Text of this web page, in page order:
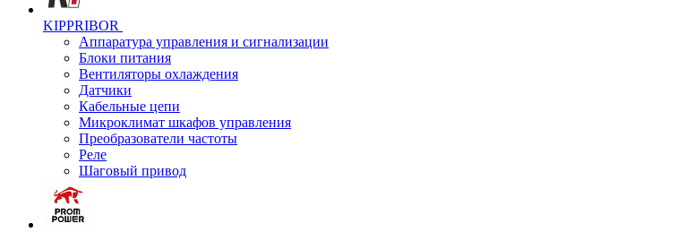
KIPPRIBOR
Аппаратура управления и сигнализации
Блоки питания
Вентиляторы охлаждения
Датчики
Кабельные цепи
Микроклимат шкафов управления
Преобразователи частоты
Реле
Шаговый привод